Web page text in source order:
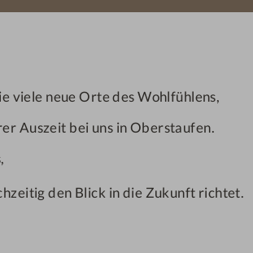
viele neue Orte des Wohlfühlens,
Auszeit bei uns in Oberstaufen.
den Blick in die Zukunft richtet.
ANFRAGEN